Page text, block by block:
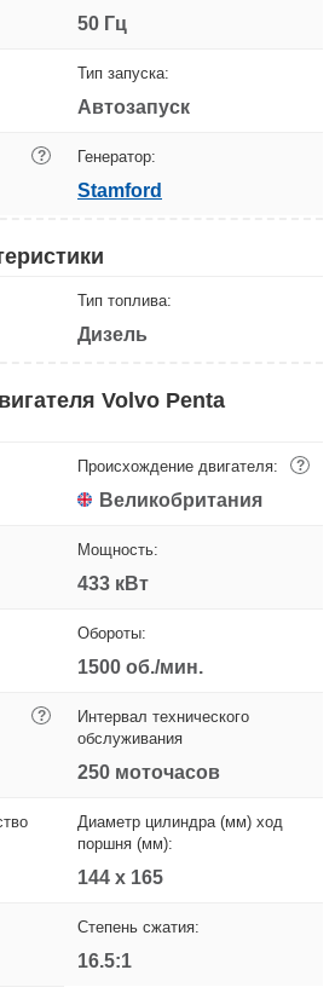
50 Гц
Тип запуска:
Автозапуск
? Генератор:
Stamford
Тип топлива:
Дизель
Volvo Penta
Происхождение двигателя: ?
Великобритания
Мощность:
433 кВт
Обороты:
1500 об./мин.
?
Интервал технического
обслуживания
250 моточасов
Диаметр цилиндра (мм) ход
поршня (мм):
144 x 165
Степень сжатия:
16.5:1